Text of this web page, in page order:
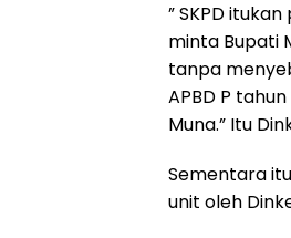
” SKPD
minta Bupati
tanpa
APBD P
Muna.” Itu
Sementara
unit oleh